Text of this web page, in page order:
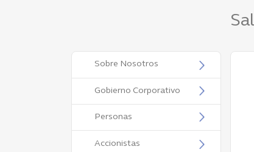
Contenido
Sobre Nosotros
Gobierno Corporativo
Personas
Accionistas